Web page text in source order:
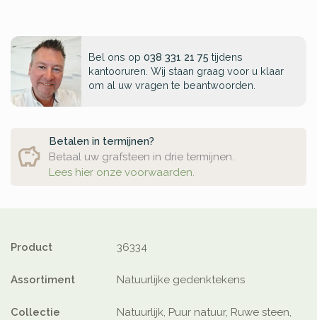
Bel ons op 038 331 21 75 tijdens
kantooruren. Wij staan graag voor u klaar
om al uw vragen te beantwoorden.
Betalen in termijnen?
Betaal uw grafsteen in drie termijnen.
Lees hier onze voorwaarden.
Product 36334
Assortiment Natuurlijke gedenktekens
Collectie
Natuurlijk, Puur natuur, Ruwe steen,